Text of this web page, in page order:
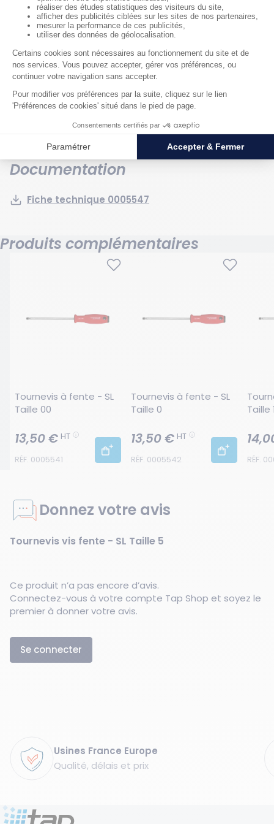
Caractéristiques techniques
Poids : 0.2604 kg
Longueur hors tout : 280 mm
Matériau : Acier
Documentation
Fiche technique 0005547
Produits complémentaires
Tournevis à fente - SL
Taille 00
RÉF. 0005541
13,50 € HT
Tournevis à fente - SL
Taille 0
RÉF. 0005542
13,50 € HT
Taille
RÉF.
Donnez votre avis
Tournevis vis fente - SL Taille 5
Ce produit n’a pas encore d’avis.
Connectez-vous à votre compte Tap Shop et soyez le
premier à donner votre avis.
Se connecter
Usines France Europe
Qualité, délais et prix